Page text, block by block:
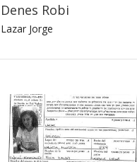
Denes Robi
Lazar Jorge